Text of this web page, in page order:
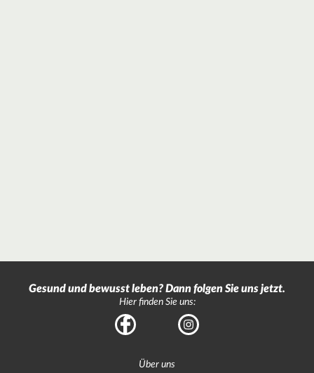
Gesund und bewusst leben? Dann folgen Sie uns jetzt.
Hier finden Sie uns:
Facebook Instagram
Über uns